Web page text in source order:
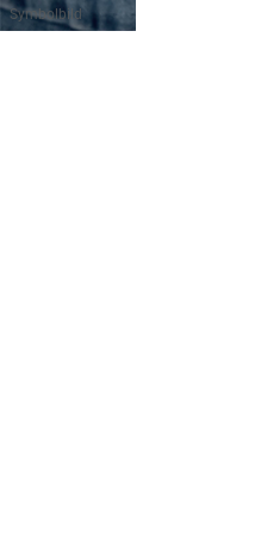
Symbolbild